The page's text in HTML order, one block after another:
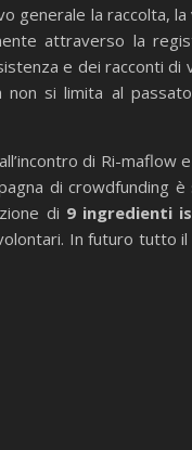
generale la raccolta,
attraverso la
e dei racconti
si limita al
di Ri-
di crowdfunding
di 9 ingredienti
In futuro